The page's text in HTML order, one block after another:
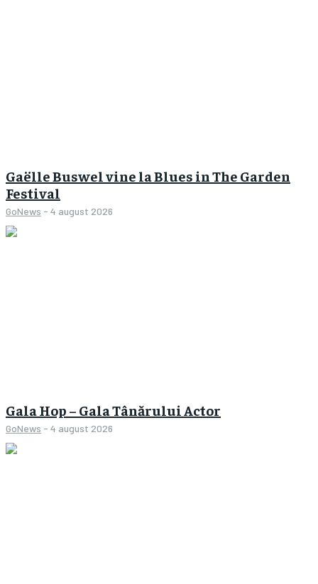
Gaëlle Buswel vine la Blues in The Garden
Festival
GoNews - 4 august 2026
Gala Hop – Gala Tânărului Actor
GoNews - 4 august 2026